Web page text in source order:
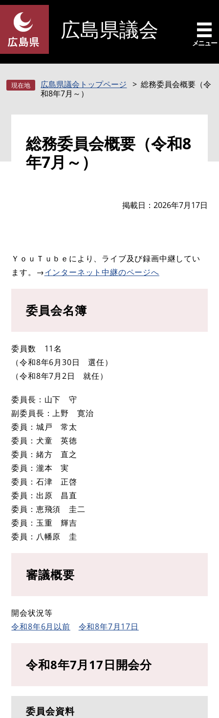
ペ
先
頭
す
メ
を
飛
し
広島県議会
メニュー
広島県議会トップページ
総務委員会概要（令
和8年7月～）
総務委員会概要（令和8
年7月～）
掲載日 2026年7月17日
ＹｏｕＴｕｂｅにより、ライブ及び録画中継してい
ます。→インターネット中継のページへ
委員会名簿
委員数 11名
​（令和8年6月30日 選任）
​（令和8年7月2日 就任）
委員長：山下 守
副委員長：上野 寛治
委員：城戸 常太
委員：犬童 英徳
委員：緒方 直之
委員：瀧本 実
委員：石津 正啓
委員：出原 昌直
委員：恵飛須 圭二
委員：玉重 輝吉
委員：八幡原 圭
審議概要
開会状況等
令和8年6月以前
令和8年7月17日
令和8年7月17日開会分
委員会資料